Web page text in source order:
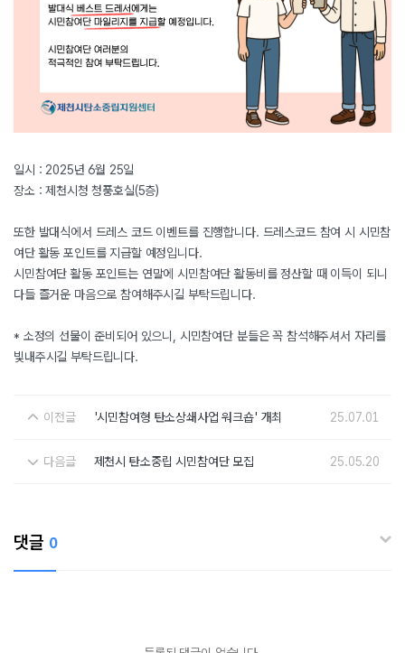
일시 : 2025년 6월 25일
장소 : 제천시청 청풍호실(5층)
또한 발대식에서 드레스 코드 이벤트를 진행합니다. 드레스코드 참여 시 시민참
여단 활동 포인트를 지급할 예정입니다.
시민참여단 활동 포인트는 연말에 시민참여단 활동비를 정산할 때 이득이 되니
다들 즐거운 마음으로 참여해주시길 부탁드립니다.
* 소정의 선물이 준비되어 있으니, 시민참여단 분들은 꼭 참석해주셔서 자리를
빛내주시길 부탁드립니다.
이전글 '시민참여형 탄소상쇄사업 워크숍' 개최 25.07.01
다음글 제천시 탄소중립 시민참여단 모집 25.05.20
댓글 0